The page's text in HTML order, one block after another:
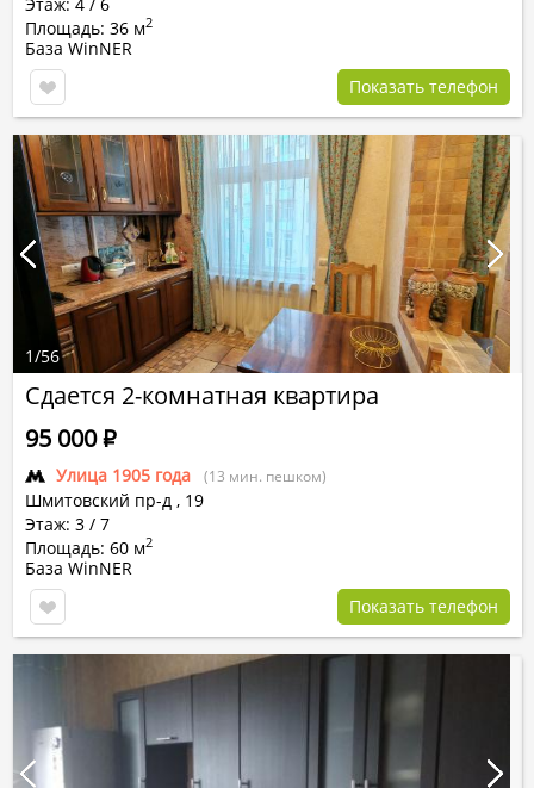
Площадь: 36 м2
База WinNER
Показать телефон
Сдается 2-комнатная квартира
Улица 1905 года (13 мин. пешком)
Шмитовский пр-д , 19
Этаж: 3 / 7
Площадь: 60 м2
95 000Р
База WinNER
Показать телефон
1/56